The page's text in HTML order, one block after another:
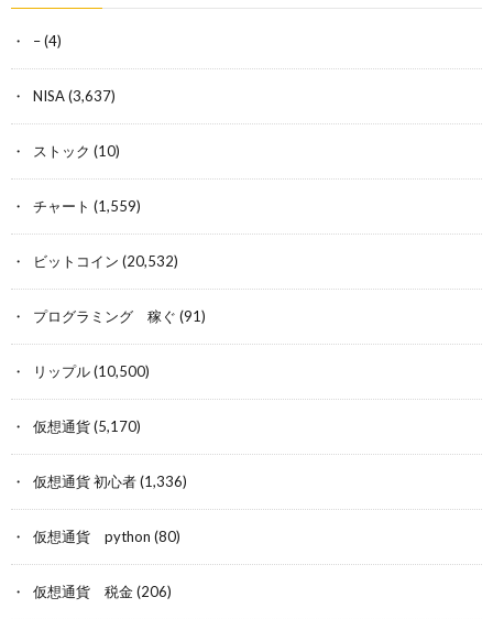
–(4)
NISA(3,637)
ストック (10)
チャート (1,559)
ビットコイン (20,532)
プログラミング 稼ぐ (91)
リップル(10,500)
仮想通貨(5,170)
仮想通貨 初心者(1,336)
仮想通貨 python (80)
仮想通貨 税金(206)